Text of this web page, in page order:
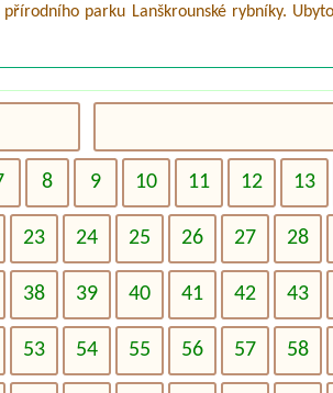
přírodního parku Lanškrounské rybníky.
8 9 10 11 12 13
23 24 25 26 27 28
38 39 40 41 42 43
53 54 55 56 57 58